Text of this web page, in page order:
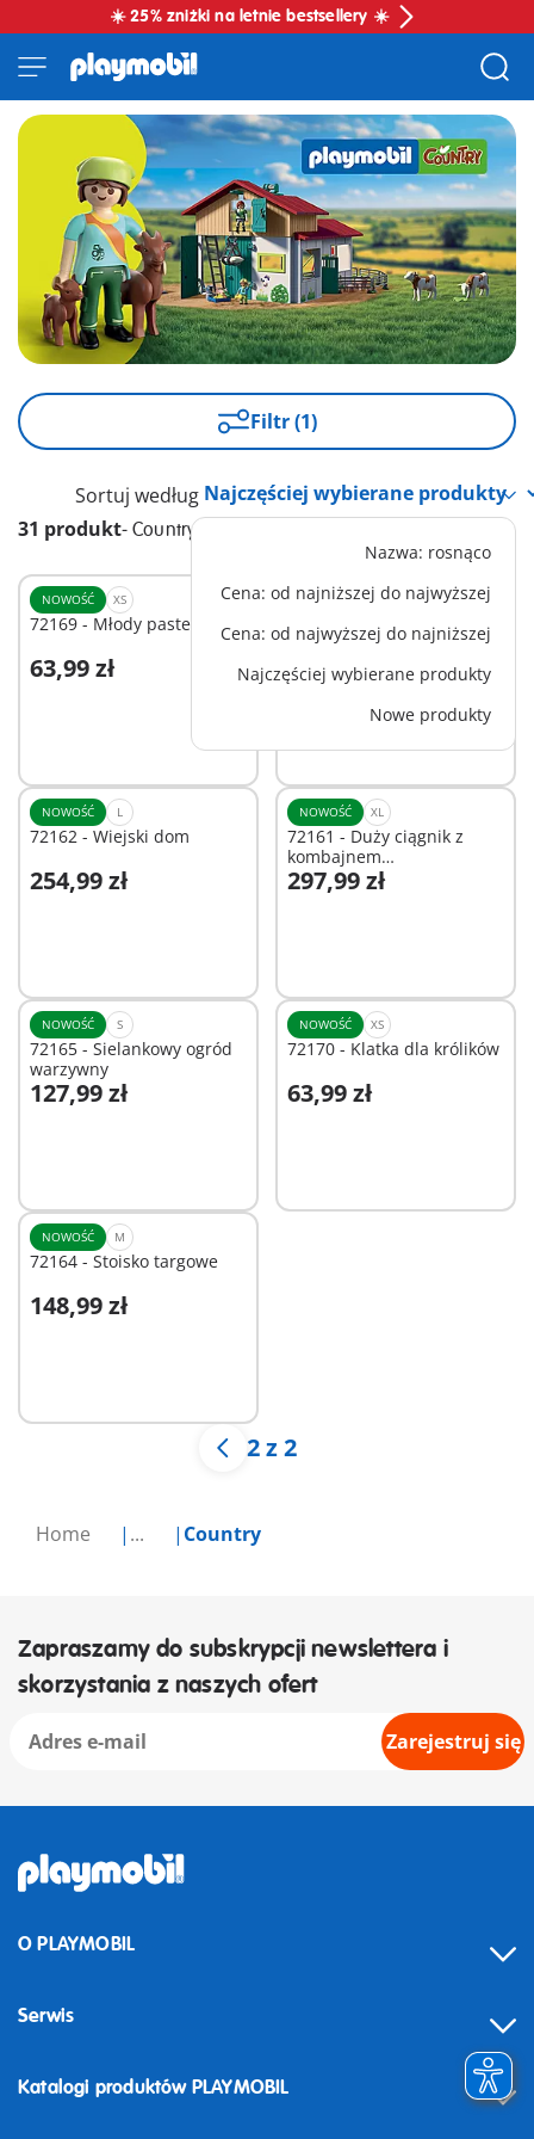
☀️ 25% zniżki na letnie bestsellery ☀️
Home ... Country
Filtr (1)
31 produkt- Country
Sortuj według
Nazwa: rosnąco
Cena: od najniższej do najwyższej
Cena: od najwyższej do najniższej
Najczęściej wybierane produkty
Nowe produkty
NOWOŚĆ XS
72169 - Młody pasterz
63,99 zł
Dodaj do koszyka
NOWOŚĆ M
72163 - Mały ciągnik z
przetrząsarką do siana
191,99 zł
Dodaj do koszyka
NOWOŚĆ L
72162 - Wiejski dom
254,99 zł
Dodaj do koszyka
NOWOŚĆ XL
72161 - Duży ciągnik z
kombajnem
ziemniaczanym
297,99 zł
Dodaj do koszyka
NOWOŚĆ S
72165 - Sielankowy ogród
warzywny
127,99 zł
Dodaj do koszyka
NOWOŚĆ XS
72170 - Klatka dla królików
63,99 zł
Dodaj do koszyka
NOWOŚĆ M
72164 - Stoisko targowe
148,99 zł
2 z 2
Zapraszamy do subskrypcji newslettera i
skorzystania z naszych ofert
Zarejestruj się
O PLAYMOBIL
Serwis
Katalogi produktów PLAYMOBIL